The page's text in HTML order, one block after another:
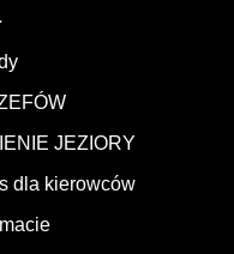
JEZIORY
dla kierowców